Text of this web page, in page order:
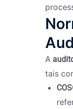
A
tais